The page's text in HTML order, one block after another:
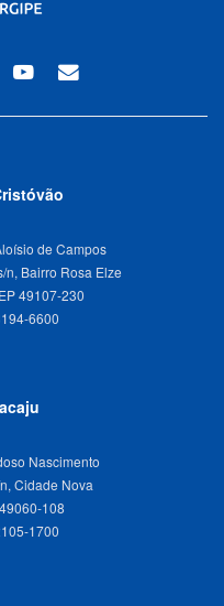
YoutubeWEBMAIL
de Campos
n, Bairro Rosa Elze
49107-230
Nascimento
Cidade Nova
108